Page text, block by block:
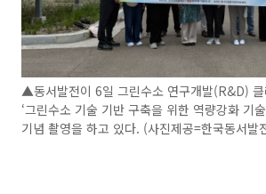
▲동서발전이 6일 그린수소 연구개발(R&D) 클
‘그린수소 기술 기반 구축을 위한 역량강화 기
기념 촬영을 하고 있다. (사진제공=한국동서발